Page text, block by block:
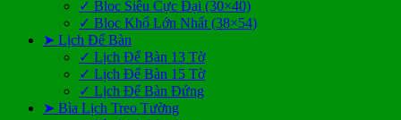
✓ Bloc Siêu Cực Đại (30×40)
✓ Bloc Khổ Lớn Nhất (38×54)
➤ Lịch Để Bàn
✓ Lịch Để Bàn 13 Tờ
✓ Lịch Để Bàn 15 Tờ
✓ Lịch Để Bàn Đứng
➤ Bìa Lịch Treo Tường